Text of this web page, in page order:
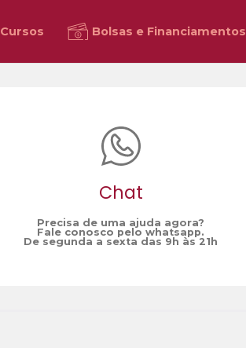
Cursos Bolsas e Financiamentos
Chat
Precisa de uma ajuda agora?
Fale conosco pelo whatsapp.
De segunda a sexta das 9h às 21h